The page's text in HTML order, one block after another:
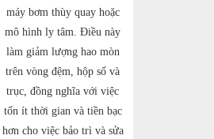
máy bơm thùy quay hoặc
mô hình ly tâm. Điều này
làm giảm lượng hao mòn
trên vòng đệm, hộp số và
trục, đồng nghĩa với việc
tốn ít thời gian và tiền bạc
hơn cho việc bảo trì và sửa